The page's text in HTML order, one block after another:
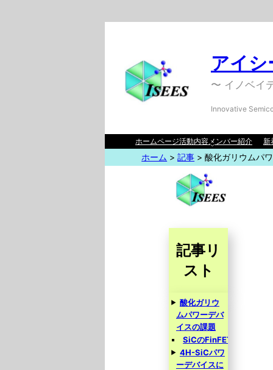
アイ
〜 イノベイ
Innovative
ホームページ活動内容メンバー紹介 新
ホーム >記事 >酸化ガリウムパ
記事リ
スト
酸化ガリウ
ムパワーデバ
イスの課題
SiCのFinFET
4H-SiCパワ
ーデバイスに